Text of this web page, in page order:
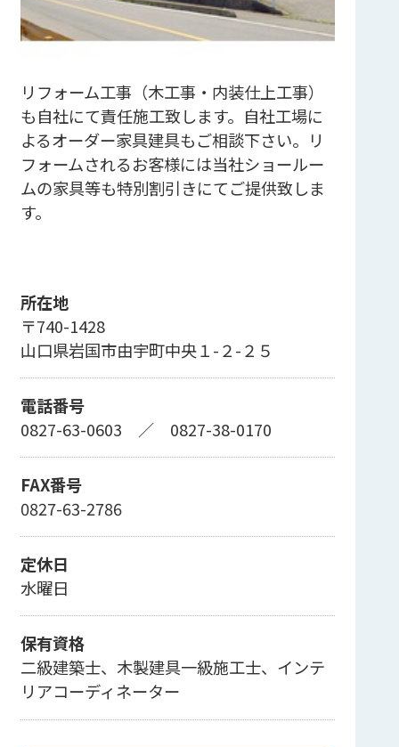
リフォーム工事（木工事・内装仕上工事）
も自社にて責任施工致します。自社工場に
よるオーダー家具建具もご相談下さい。リ
フォームされるお客様には当社ショールー
ムの家具等も特別割引きにてご提供致しま
す。
所在地
〒740-1428
山口県岩国市由宇町中央１-２-２５
電話番号
0827-63-0603 ／ 0827-38-0170
FAX番号
0827-63-2786
定休日
水曜日
保有資格
二級建築士、木製建具一級施工士、インテ
リアコーディネーター